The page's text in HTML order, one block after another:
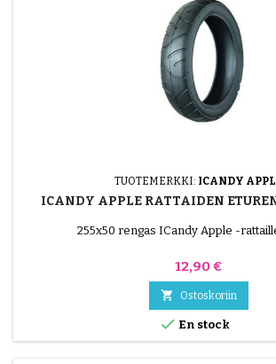
TUOTEMERKKI: ICANDY
ICANDY APPLE RATTAIDEN
255x50 rengas ICandy Apple -
Hinta
12,90 €
 Ostoskoriin
 En stock